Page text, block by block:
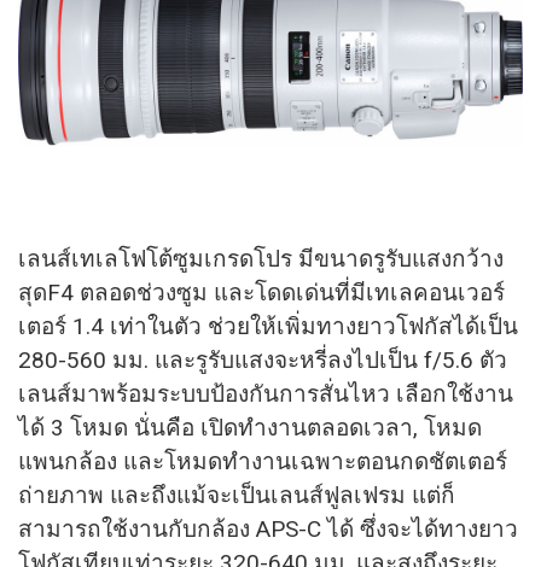
เลนส์เทเลโฟโต้ซูมเกรดโปร มีขนาดรูรับแสงกว้าง
สุดF4 ตลอดช่วงซูม และโดดเด่นที่มีเทเลคอนเวอร์
เตอร์ 1.4 เท่าในตัว ช่วยให้เพิ่มทางยาวโฟกัสได้เป็น
280-560 มม. และรูรับแสงจะหรี่ลงไปเป็น f/5.6 ตัว
เลนส์มาพร้อมระบบป้องกันการสั่นไหว เลือกใช้งาน
ได้ 3 โหมด นั่นคือ เปิดทำงานตลอดเวลา, โหมด
แพนกล้อง และโหมดทำงานเฉพาะตอนกดชัตเตอร์
ถ่ายภาพ และถึงแม้จะเป็นเลนส์ฟูลเฟรม แต่ก็
สามารถใช้งานกับกล้อง APS-C ได้ ซึ่งจะได้ทางยาว